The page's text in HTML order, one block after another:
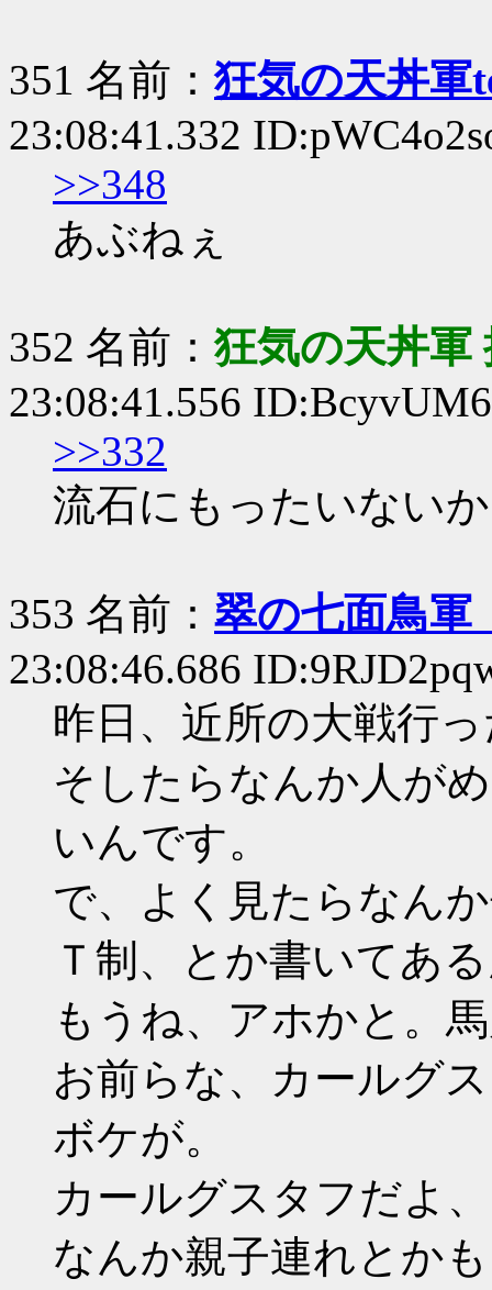
351 名前：狂気の天丼軍
23:08:41.332
>>348
あぶねぇ
352 名前：狂気の天丼軍
23:08:41.556
>>332
流石にもったいない
353 名前： 翠の七面鳥
23:08:46.686
昨日、近所の大戦行
そしたらなんか人が
いんです。
で、よく見たらなん
Ｔ制、とか書いてあ
もうね、アホかと。
お前らな、カールグ
ボケが。
カールグスタフだよ
なんか親子連れとか